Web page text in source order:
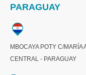
PARAGUAY
MBOCAYA POTY C/
CENTRAL - PARAGUAY